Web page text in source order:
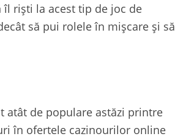
riști la acest tip de joc de
să pui rolele în mișcare şi să
atât de populare astăzi printre
în ofertele cazinourilor online